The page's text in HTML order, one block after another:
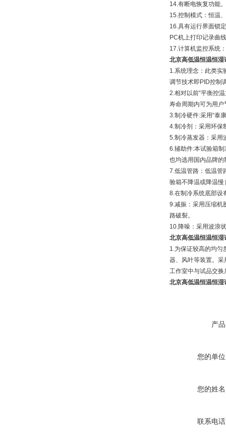
14.有断电恢复功能。
15.控制模式：恒温
16.具有运行界面锁
PC机上打印记录曲
17.计算机监控系统
北京高低温恒温恒湿
1.系统理念：此类实
调节技术即PID控制
2.相对以前“平衡控
寿命周期内可为用
3.制冷硬件:采用“泰
4.制冷剂：采用环保
5.制冷蒸发器：采用
6.辅助件:本试验箱
也均选用国内品牌的
7.低温管路：低温管
验箱不降温或降温慢
8.在制冷系统底部设
9.减振：采用压缩机
路破裂。
10.降噪：采用波浪
北京高低温恒温恒湿
1.为保证较高的均匀
器、风叶等装置。
工作室中与试品交
北京高低温恒温恒湿
产
您的单
您的姓
联系电